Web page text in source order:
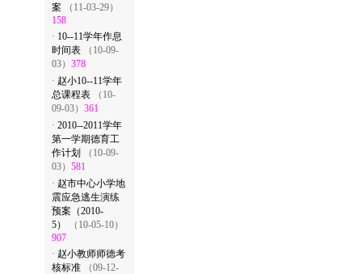
案
（11-03-29）
158
· 10--11学年作息
时间表
（10-09-
03） 378
· 赵小10--11学年
总课程表
（10-
09-03） 361
· 2010--2011学年
第一学期德育工
作计划
（10-09-
03） 581
· 赵市中心小学地
震应急逃生演练
预案（2010-
5）
（10-05-10）
907
· 赵小教师师德考
核标准
（09-12-